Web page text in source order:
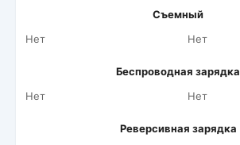
Съемный
Нет
Нет
Беспроводная зарядка
Нет
Нет
Реверсивная зарядка